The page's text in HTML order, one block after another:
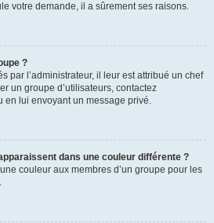
votre demande, il a sûrement ses raisons.
?
par l’administrateur, il leur est attribué un chef
un groupe d’utilisateurs, contactez
en lui envoyant un message privé.
dans une couleur différente ?
couleur aux membres d’un groupe pour les